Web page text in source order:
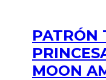
PATRÓN
MOON